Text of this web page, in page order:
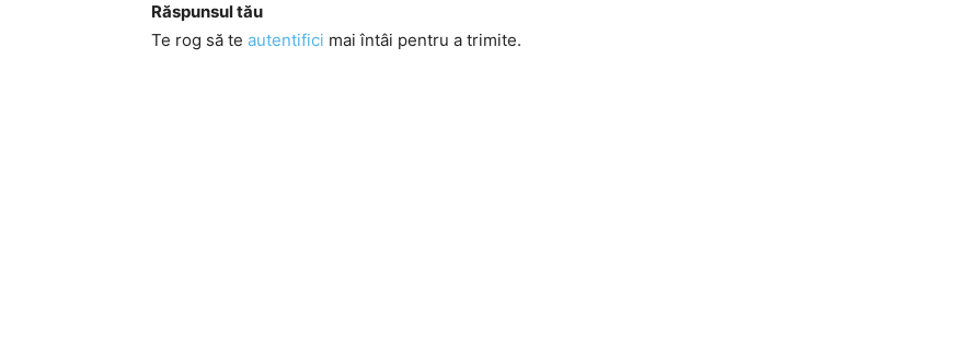
Răspunsul tău
Te rog să te autentifici mai întâi pentru a trimite.